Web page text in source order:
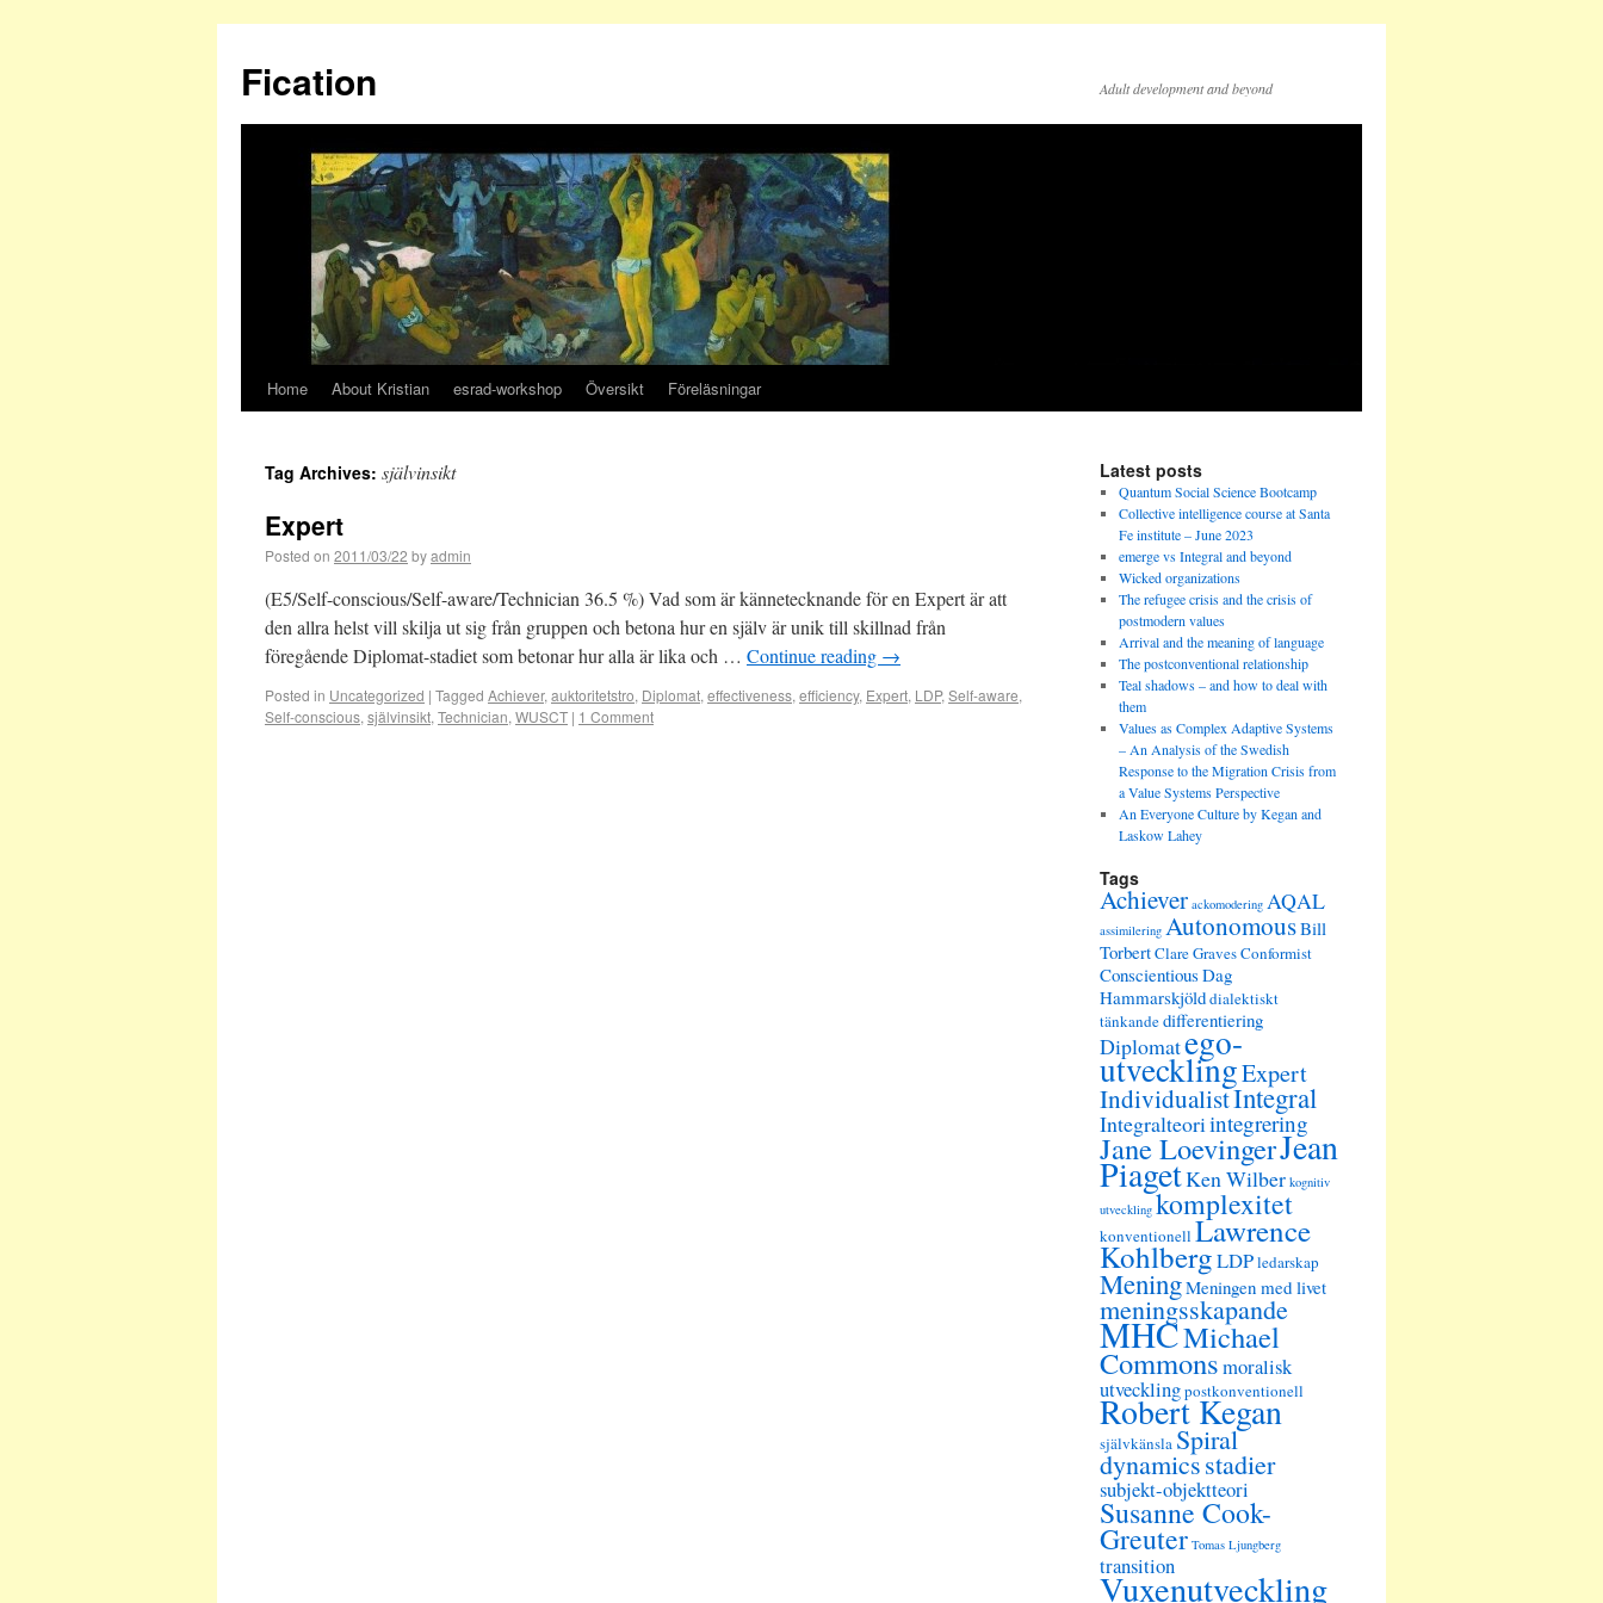
Fication Adult development and beyond
Home About Kristian esrad-workshop Översikt Föreläsningar
Tag Archives: självinsikt
Expert
Posted on 2011/03/22 byadmin
(E5/Self-conscious/Self-aware/Technician 36.5 %) Vad som är kännetecknande för en Expert är att
den allra helst vill skilja ut sig från gruppen och betona hur en själv är unik till skillnad från
föregående Diplomat-stadiet som betonar hur alla är lika och … Continue reading →
Posted in Uncategorized | Tagged Achiever, auktoritetstro, Diplomat, effectiveness, efficiency, Expert, LDP, Self-aware,
Self-conscious, självinsikt, Technician, WUSCT | 1 Comment
Latest posts
Quantum Social Science Bootcamp
Collective intelligence course at Santa
Fe institute – June 2023
emerge vs Integral and beyond
Wicked organizations
The refugee crisis and the crisis of
postmodern values
Arrival and the meaning of language
The postconventional relationship
Teal shadows – and how to deal with
them
Values as Complex Adaptive Systems
– An Analysis of the Swedish
Response to the Migration Crisis from
a Value Systems Perspective
An Everyone Culture by Kegan and
Laskow Lahey
Tags
Achiever ackomodering AQAL
assimilering AutonomousBill
TorbertClare GravesConformist
ConscientiousDag
Hammarskjölddialektiskt
tänkandedifferentiering
Diplomatego-
utvecklingExpert
IndividualistIntegral
Integralteoriintegrering
Jane LoevingerJean
PiagetKen Wilber kognitiv
utveckling komplexitet
konventionell Lawrence
KohlbergLDPledarskap
MeningMeningen med livet
meningsskapande
MHCMichael
Commonsmoralisk
utvecklingpostkonventionell
Robert Kegan
självkänsla Spiral
dynamicsstadier
subjekt-objektteori
Susanne Cook-
Greuter Tomas Ljungberg
transition
Vuxenutveckling